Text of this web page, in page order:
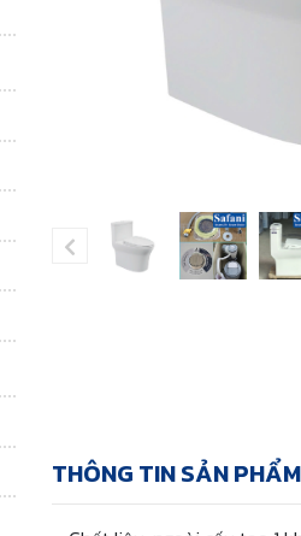
THÔNG TIN SẢN PHẨM